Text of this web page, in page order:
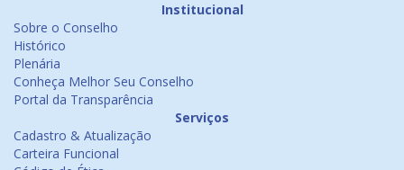
Institucional
Sobre o Conselho
Histórico
Plenária
Conheça Melhor Seu Conselho
Portal da Transparência
Serviços
Cadastro & Atualização
Carteira Funcional